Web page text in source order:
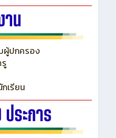
ผู้ปกครอง
เรียน